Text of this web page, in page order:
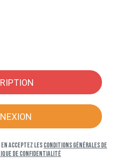
acceptez lesConditions générales de
de confidentialité